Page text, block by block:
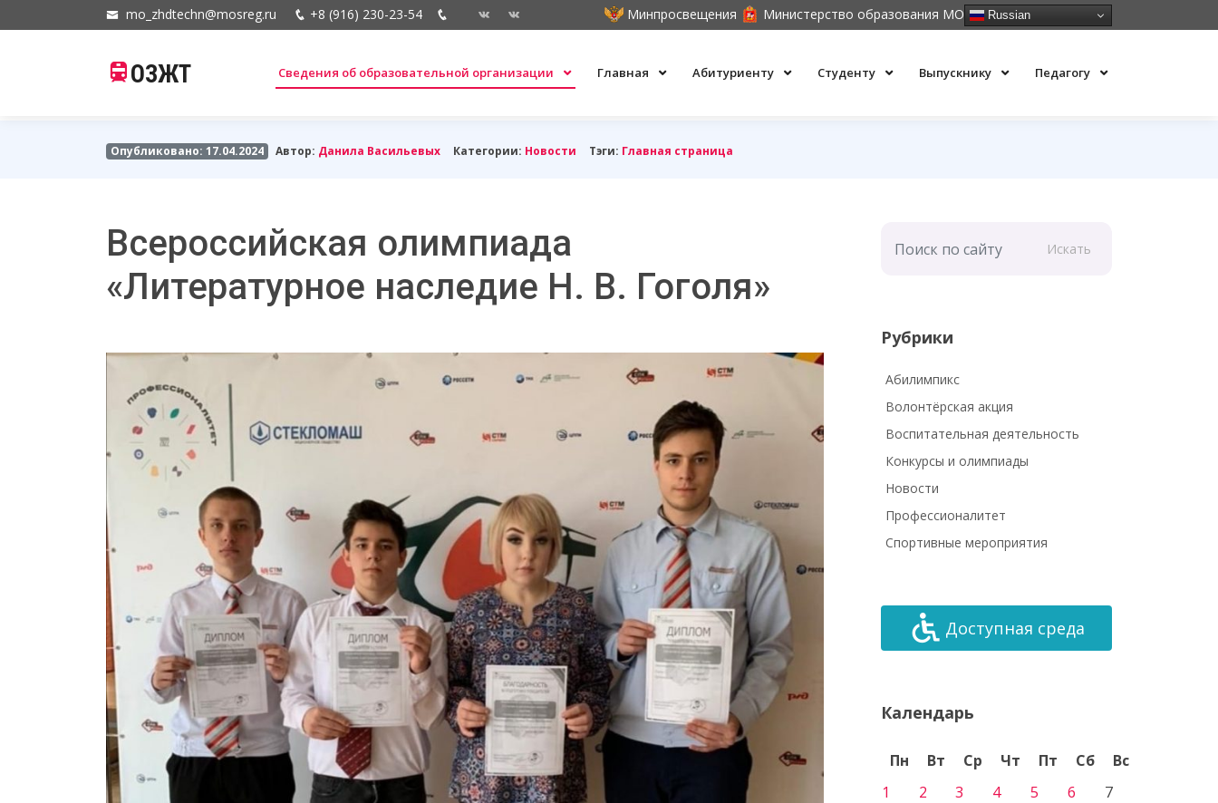
mo_zhdtechn@mosreg.ru +8 (916) 230-23-54 Минпросвещения Министерство образования МО Russian
ОЗЖТ Сведения об образовательной организации Главная Абитуриенту Студенту Выпускнику Педагогу
Опубликовано: 17.04.2024 Автор: Данила Васильевых Категории: Новости Тэги: Главная страница
Всероссийская олимпиада
«Литературное наследие Н. В. Гоголя»
Искать
Рубрики
Абилимпикс
Волонтёрская акция
Воспитательная деятельность
Конкурсы и олимпиады
Новости
Профессионалитет
Спортивные мероприятия
Доступная среда
Календарь
Пн Вт Ср Чт Пт Сб
Вс
1
2 3 4 5 6
7